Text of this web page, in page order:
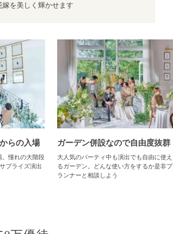
を美しく輝かせます
らの入場
。憧れの大階段
プライズ演出
ガーデン併設なので自由度抜群
大人気のパーティ中も演出でも自由に使え
るガーデン。どんな使い方をするか是非プ
ランナーと相談しよう